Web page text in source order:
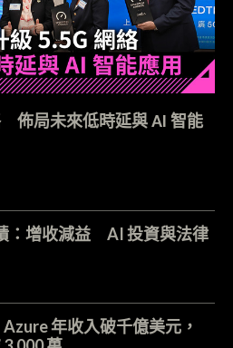
佈局未來低時延與 AI 智能
：增收減益 AI 投資與法律
年收入破千億美元，